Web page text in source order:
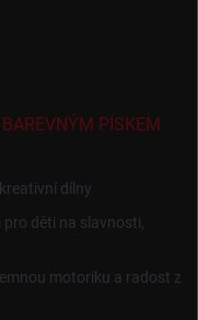
PÍSKEM
dílny
děti na slavnosti,
motoriku a radost z